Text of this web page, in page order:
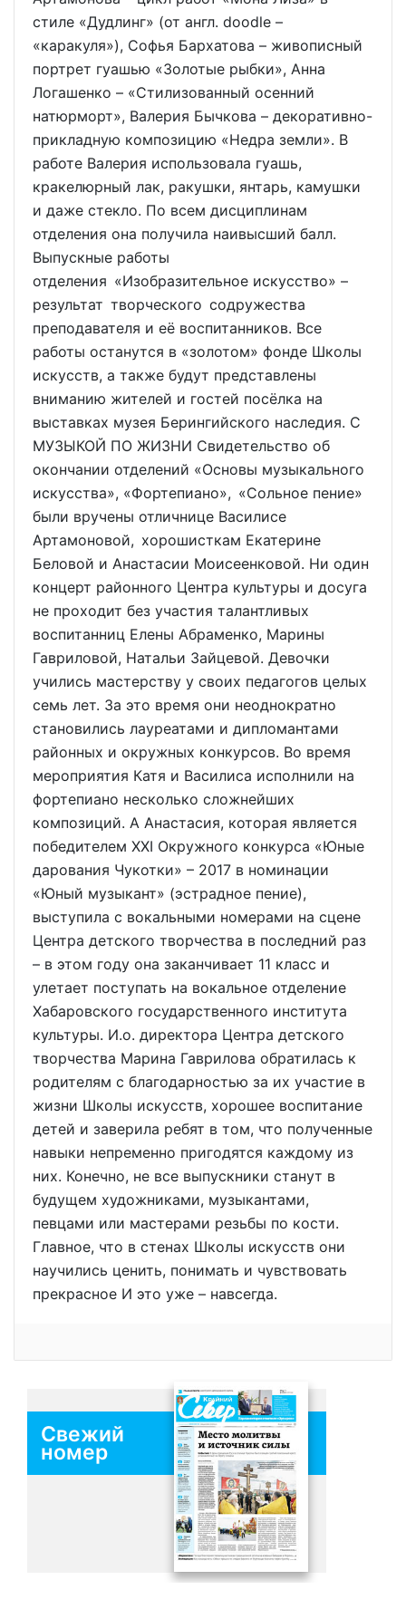
стиле «Дудлинг» (от англ. doodle –
«каракуля»), Софья Бархатова – живописный
портрет гуашью «Золотые рыбки», Анна
Логашенко – «Стилизованный осенний
натюрморт», Валерия Бычкова – декоративно-
прикладную композицию «Недра земли». В
работе Валерия использовала гуашь,
кракелюрный лак, ракушки, янтарь, камушки
и даже стекло. По всем дисциплинам
отделения она получила наивысший балл.
Выпускные работы
отделения «Изобразительное искусство» –
результат творческого содружества
преподавателя и её воспитанников. Все
работы останутся в «золотом» фонде Школы
искусств, а также будут представлены
вниманию жителей и гостей посёлка на
выставках музея Берингийского наследия. С
МУЗЫКОЙ ПО ЖИЗНИ Свидетельство об
окончании отделений «Основы музыкального
искусства», «Фортепиано», «Сольное пение»
были вручены отличнице Василисе
Артамоновой, хорошисткам Екатерине
Беловой и Анастасии Моисеенковой. Ни один
концерт районного Центра культуры и досуга
не проходит без участия талантливых
воспитанниц Елены Абраменко, Марины
Гавриловой, Натальи Зайцевой. Девочки
учились мастерству у своих педагогов целых
семь лет. За это время они неоднократно
становились лауреатами и дипломантами
районных и окружных конкурсов. Во время
мероприятия Катя и Василиса исполнили на
фортепиано несколько сложнейших
композиций. А Анастасия, которая является
победителем XXI Окружного конкурса «Юные
дарования Чукотки» – 2017 в номинации
«Юный музыкант» (эстрадное пение),
выступила с вокальными номерами на сцене
Центра детского творчества в последний раз
– в этом году она заканчивает 11 класс и
улетает поступать на вокальное отделение
Хабаровского государственного института
культуры. И.о. директора Центра детского
творчества Марина Гаврилова обратилась к
родителям с благодарностью за их участие в
жизни Школы искусств, хорошее воспитание
детей и заверила ребят в том, что полученные
навыки непременно пригодятся каждому из
них. Конечно, не все выпускники станут в
будущем художниками, музыкантами,
певцами или мастерами резьбы по кости.
Главное, что в стенах Школы искусств они
научились ценить, понимать и чувствовать
прекрасное И это уже – навсегда.
Свежий
номер